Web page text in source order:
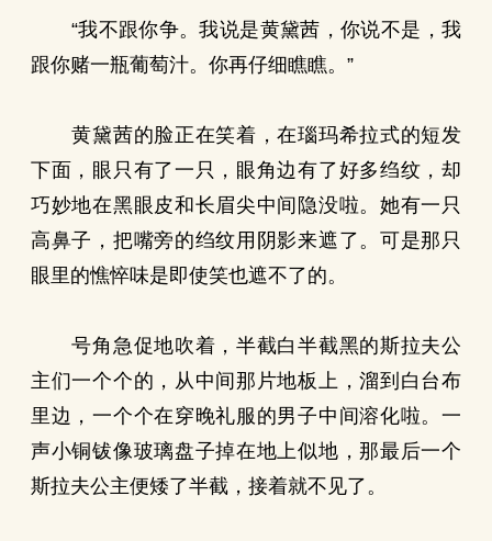
“我不跟你争。我说是黄黛茜，你说不是，我
跟你赌一瓶葡萄汁。你再仔细瞧瞧。”
黄黛茜的脸正在笑着，在瑙玛希拉式的短发
下面，眼只有了一只，眼角边有了好多绉纹，却
巧妙地在黑眼皮和长眉尖中间隐没啦。她有一只
高鼻子，把嘴旁的绉纹用阴影来遮了。可是那只
眼里的憔悴味是即使笑也遮不了的。
号角急促地吹着，半截白半截黑的斯拉夫公
主们一个个的，从中间那片地板上，溜到白台布
里边，一个个在穿晚礼服的男子中间溶化啦。一
声小铜钹像玻璃盘子掉在地上似地，那最后一个
斯拉夫公主便矮了半截，接着就不见了。